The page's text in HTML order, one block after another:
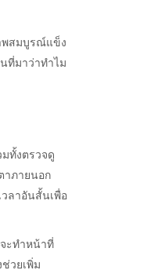
พสมบูรณ์แข็ง
ที่มาว่าทำไม
ทั้งตรวจดู
าภายนอก
ลาอันสั้นเพื่อ
ะทำหน้าที่
วยเพิ่ม